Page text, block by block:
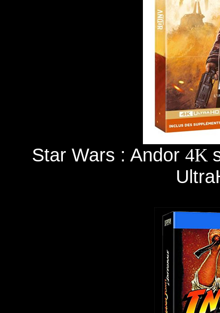
Star Wars : Andor 4K